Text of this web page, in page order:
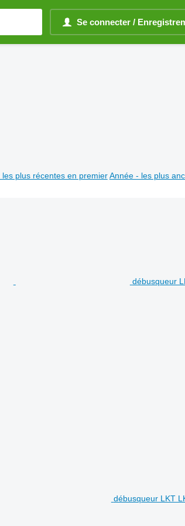
Se connecter /
les plus récentes en premier Année - les plus
débusqueur
débusqueur LKT